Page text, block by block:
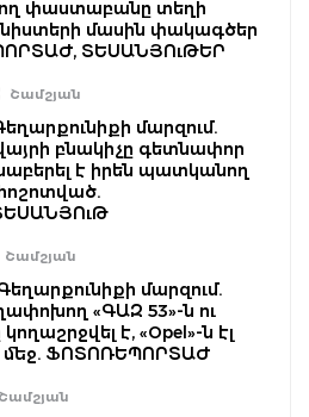
փաստաբանը տեղի
մասին փակագծեր
ՏԵՍԱՆՅՈւԹԵՐ
Շամշյան
մարզում.
բնակիչը գետնափոր
է իրեն պատկանող
Շամշյան
մարզում.
«ԳԱԶ 53»-ն ու
է, «Opel»-ն էլ
մեջ. ՖՈՏՈՌԵՊՈՐՏԱԺ
Շամշյան